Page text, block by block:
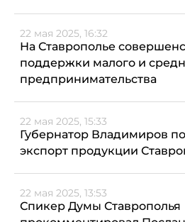
22 мая 2025, 16:32
На Ставрополье
поддержки малого и
предпринимательства
22 мая 2025, 15:33
Губернатор Владимиров
экспорт продукции
22 мая 2025, 13:53
Спикер Думы Ставрополья